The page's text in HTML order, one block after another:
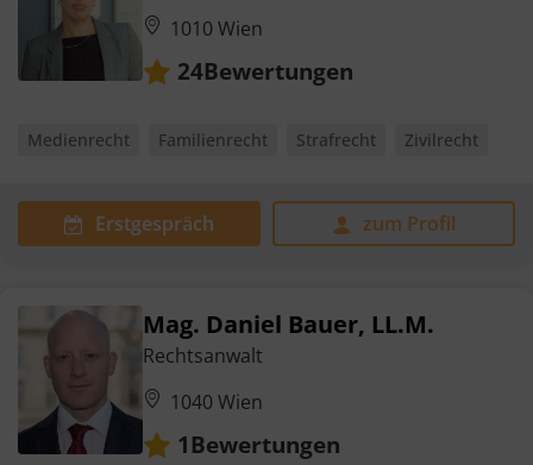
1010 Wien
24Bewertungen
Medienrecht Familienrecht Strafrecht Zivilrecht
Erstgespräch zum Profil
Mag. Daniel Bauer, LL.M.
Rechtsanwalt
1040 Wien
1Bewertungen